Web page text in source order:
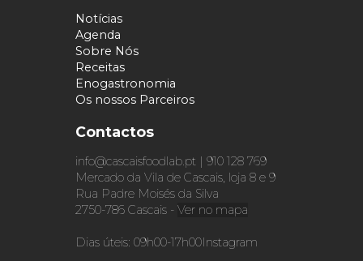
Notícias
Agenda
Sobre Nós
Receitas
Enogastronomia
Os nossos Parceiros
Contactos
info@cascaisfoodlab.pt | 910 128 769
Mercado da Vila de Cascais, loja 8 e 9
Rua Padre Moisés da Silva
2750-786 Cascais -Ver no mapa
Dias úteis: 09h00-17h00Instagram